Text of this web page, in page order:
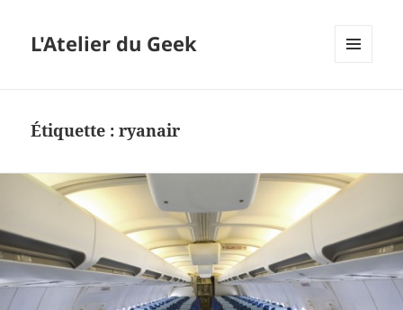
L'Atelier du Geek
Étiquette :ryanair